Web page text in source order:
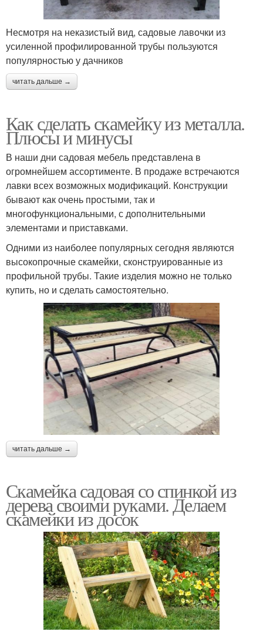
Несмотря на неказистый вид, садовые лавочки из
усиленной профилированной трубы пользуются
популярностью у дачников
читать дальше →
Как сделать скамейку из металла.
Плюсы и минусы
В наши дни садовая мебель представлена в
огромнейшем ассортименте. В продаже встречаются
лавки всех возможных модификаций. Конструкции
бывают как очень простыми, так и
многофункциональными, с дополнительными
элементами и приставками.
Одними из наиболее популярных сегодня являются
высокопрочные скамейки, сконструированные из
профильной трубы. Такие изделия можно не только
купить, но и сделать самостоятельно.
читать дальше →
Скамейка садовая со спинкой из
дерева своими руками. Делаем
скамейки из досок